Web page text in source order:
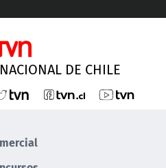
DE CHILE